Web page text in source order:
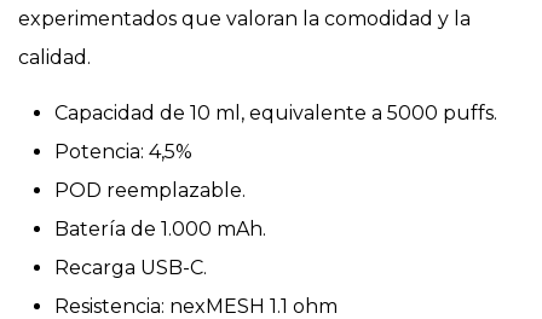
experimentados que valoran la comodidad y la
calidad.
Capacidad de 10 ml, equivalente a 5000 puffs.
Potencia: 4,5%
POD reemplazable.
Batería de 1.000 mAh.
Recarga USB-C.
Resistencia: nexMESH 1.1 ohm